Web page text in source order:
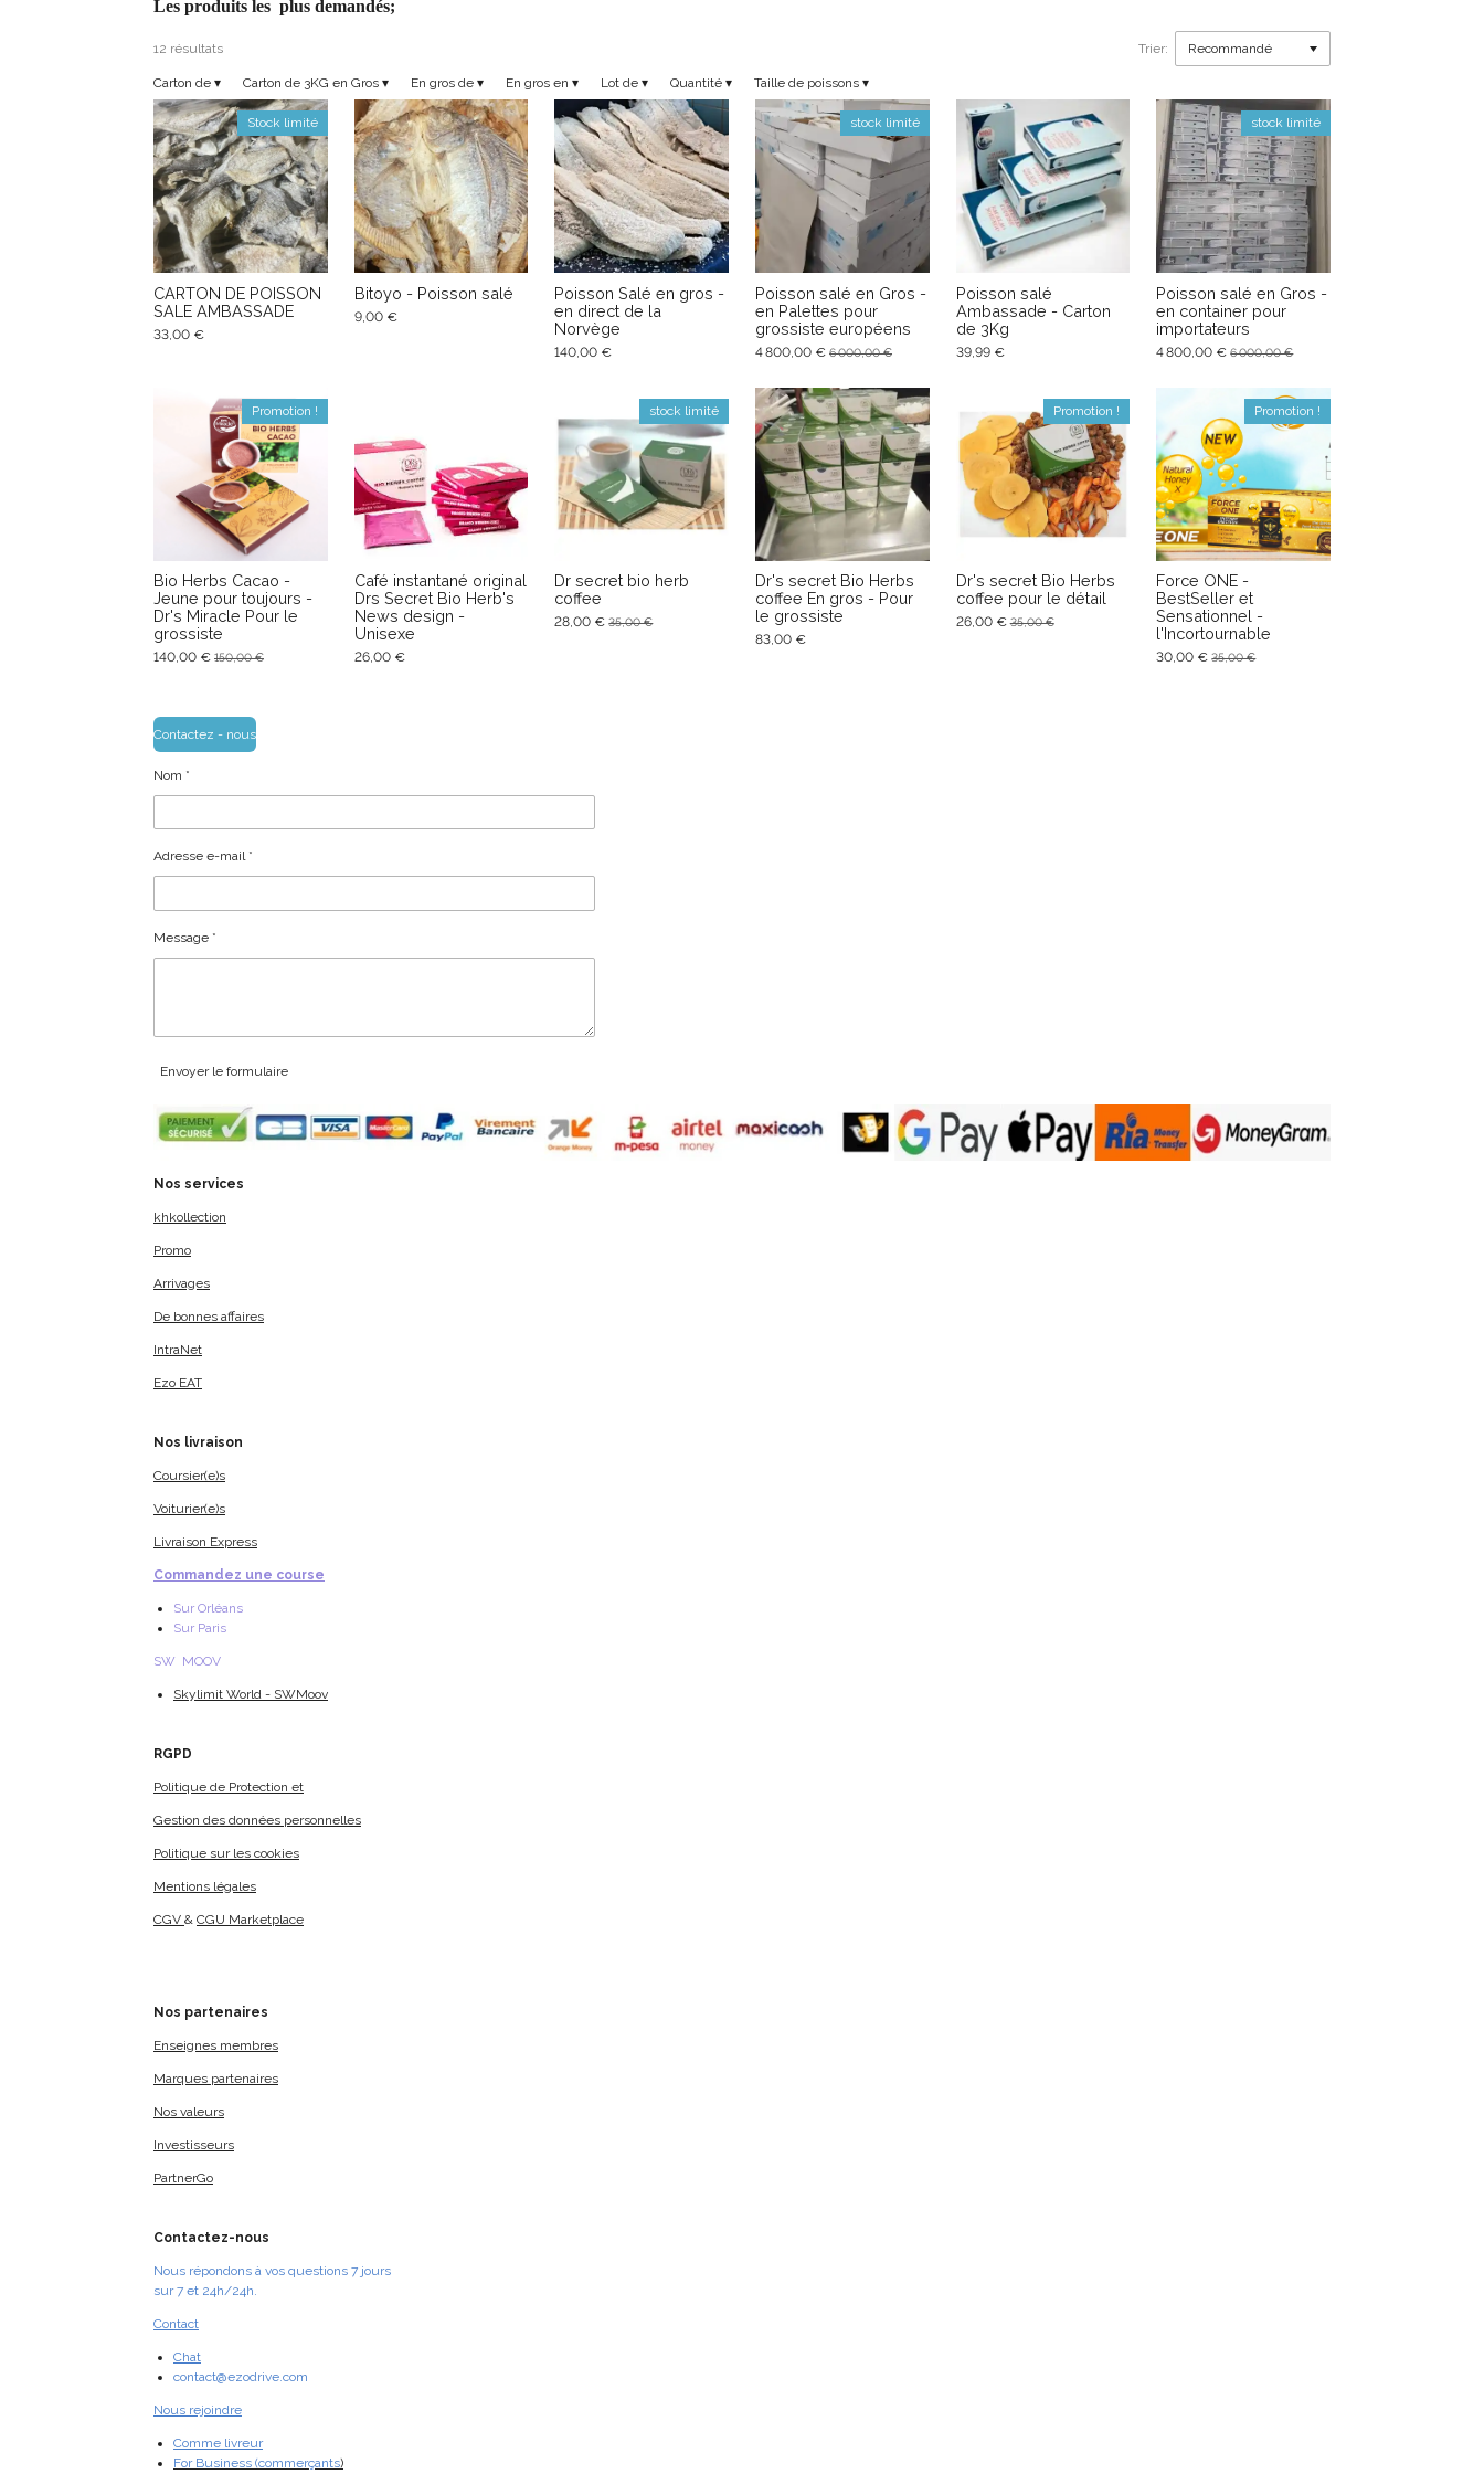
Les produits les plus demandés;
12 résultats Trier:
Carton de ▾ Carton de 3KG en Gros ▾ En gros de ▾ En gros en ▾ Lot de ▾ Quantité ▾ Taille de poissons ▾
Stock limité
CARTON DE POISSON
SALE AMBASSADE
33,00 €
Bitoyo - Poisson salé
9,00 €
Poisson Salé en gros -
en direct de la
Norvège
140,00 €
stock limité
Poisson salé en Gros -
en Palettes pour
grossiste européens
4 800,00 € 6 000,00 €
Poisson salé
Ambassade - Carton
de 3Kg
39,99 €
stock limité
Poisson salé en Gros -
en container pour
importateurs
4 800,00 € 6 000,00 €
Promotion !
Bio Herbs Cacao -
Jeune pour toujours -
Dr's Miracle Pour le
grossiste
140,00 € 150,00 €
Café instantané original
Drs Secret Bio Herb's
News design -
Unisexe
26,00 €
stock limité
Dr secret bio herb
coffee
28,00 € 35,00 €
Dr's secret Bio Herbs
coffee En gros - Pour
le grossiste
83,00 €
Promotion !
Dr's secret Bio Herbs
coffee pour le détail
26,00 € 35,00 €
Promotion !
Force ONE -
BestSeller et
Sensationnel -
l'Incortournable
30,00 € 35,00 €
Contactez - nous
Nom *
Adresse e-mail *
Message *
Envoyer le formulaire
Nos services
khkollection
Promo
Arrivages
De bonnes affaires
IntraNet
Ezo EAT
Nos livraison
Coursier(e)s
Voiturier(e)s
Livraison Express
Commandez une course
Sur Orléans
Sur Paris
SW MOOV
Skylimit World - SWMoov
RGPD
Politique de Protection et
Gestion des données personnelles
Politique sur les cookies
Mentions légales
CGV & CGU Marketplace
Nos partenaires
Enseignes membres
Marques partenaires
Nos valeurs
Investisseurs
PartnerGo
Contactez-nous
Nous répondons à vos questions 7 jours
sur 7 et 24h/24h.
Contact
Chat
contact@ezodrive.com
Nous rejoindre
Comme livreur
For Business (commerçants)